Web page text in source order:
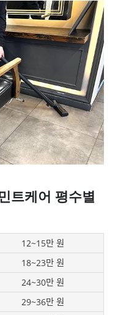
트케어 평수별
12~15만 원
18~23만 원
24~30만 원
29~36만 원